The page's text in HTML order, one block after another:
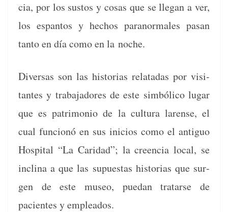
cia, por los sus­tos y cosas que se lle­gan a ver,
los espan­tos y hechos para­nor­males pasan
tan­to en día como en la noche.
Diver­sas son las his­to­rias relatadas por vis­i­
tantes y tra­ba­jadores de este sim­bóli­co lugar
que es pat­ri­mo­nio de la cul­tura larense, el
cual fun­cionó en sus ini­cios como el antiguo
Hos­pi­tal “La Cari­dad”; la creen­cia local, se
incli­na a que las supues­tas his­to­rias que sur­
gen de este museo, puedan tratarse de
pacientes y empleados.